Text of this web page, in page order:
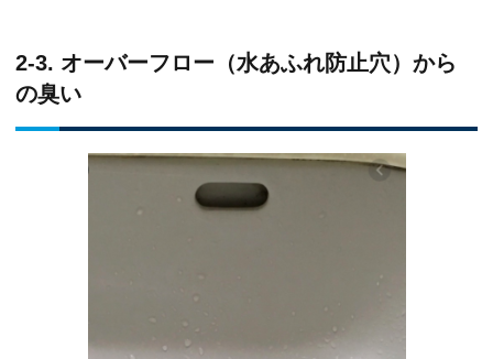
2-3. オーバーフロー（水あふれ防止穴）から
の臭い